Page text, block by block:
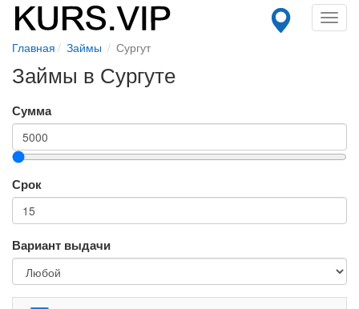
Главная Займы Сургут
Займы в Сургуте
Сумма
Срок
Вариант выдачи